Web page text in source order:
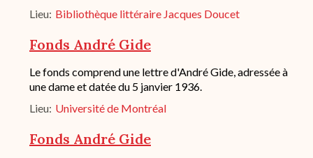
Lieu Bibliothèque littéraire Jacques Doucet
Fonds André Gide
Description
succincte
fond
historique
de
Le fonds comprend une lettre d'André Gide, adressée à
une dame et datée du 5 janvier 1936.
Lieu Université de Montréal
Fonds André Gide